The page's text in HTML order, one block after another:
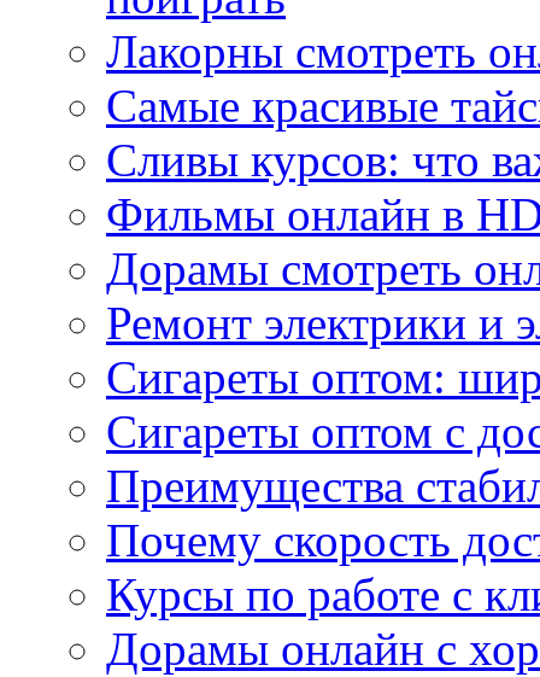
Лакорны смотреть
Самые красивые
Сливы курсов: что
Фильмы онлайн в
Дорамы смотреть
Ремонт электрики и
Сигареты оптом:
Сигареты оптом с
Преимущества
Почему скорость
Курсы по работе с
Дорамы онлайн с